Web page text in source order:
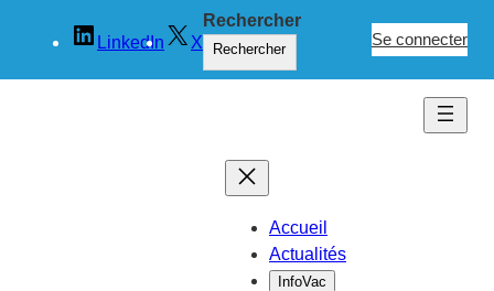
LinkedIn X
Rechercher
Rechercher
Se connecter
Accueil
Actualités
InfoVac